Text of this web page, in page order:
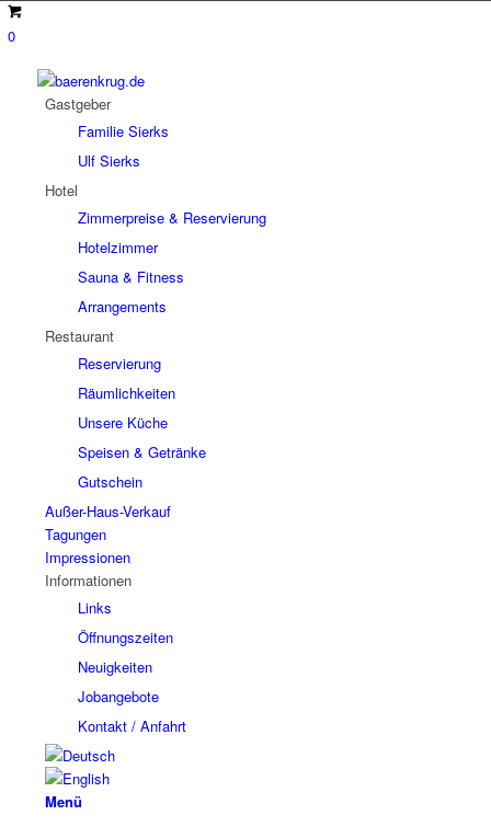
0
Gastgeber
Familie Sierks
Ulf Sierks
Hotel
Zimmerpreise & Reservierung
Hotelzimmer
Sauna & Fitness
Arrangements
Restaurant
Reservierung
Räumlichkeiten
Unsere Küche
Speisen & Getränke
Gutschein
Außer-Haus-Verkauf
Tagungen
Impressionen
Informationen
Links
Öffnungszeiten
Neuigkeiten
Jobangebote
Kontakt / Anfahrt
Menü